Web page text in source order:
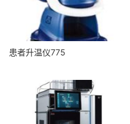
患者升温仪775